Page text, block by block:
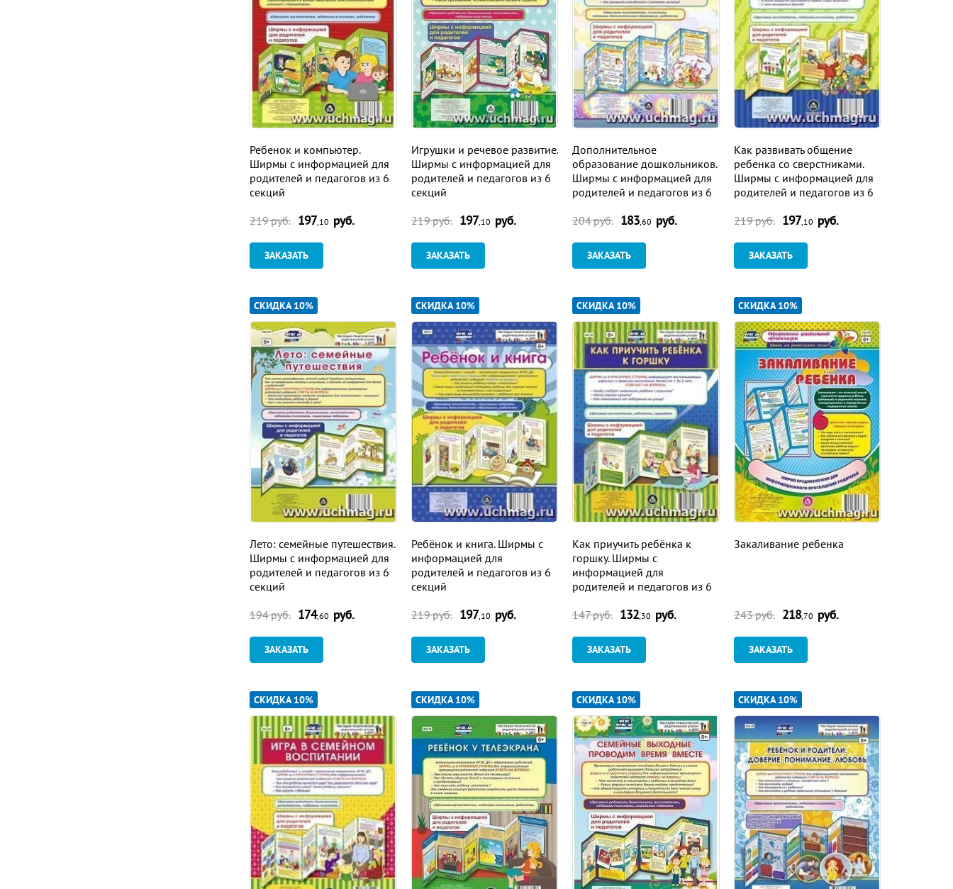
Ребенок и компьютер.
Ширмы с информацией для
родителей и педагогов из 6
секций
219руб. 197,10 руб.
ЗАКАЗАТЬ
Игрушки и речевое развитие.
Ширмы с информацией для
родителей и педагогов из 6
секций
219руб. 197,10 руб.
ЗАКАЗАТЬ
Дополнительное
образование дошкольников.
Ширмы с информацией для
родителей и педагогов из 6
204руб. 183,60 руб.
ЗАКАЗАТЬ
Как развивать общение
ребенка со сверстниками.
Ширмы с информацией для
родителей и педагогов из 6
219руб. 197,10 руб.
ЗАКАЗАТЬ
СКИДКА 10%
Лето: семейные путешествия.
Ширмы с информацией для
родителей и педагогов из 6
секций
194руб. 174,60 руб.
ЗАКАЗАТЬ
СКИДКА 10%
Ребёнок и книга. Ширмы с
информацией для
родителей и педагогов из 6
секций
219руб. 197 ,10 руб.
ЗАКАЗАТЬ
СКИДКА 10%
Как приучить ребёнка к
горшку. Ширмы с
информацией для
родителей и педагогов из 6
147руб. 132 ,30 руб.
ЗАКАЗАТЬ
СКИДКА 10%
Закаливание ребенка
243руб. 218,70 руб.
ЗАКАЗАТЬ
СКИДКА 10% СКИДКА 10% СКИДКА 10% СКИДКА 10%